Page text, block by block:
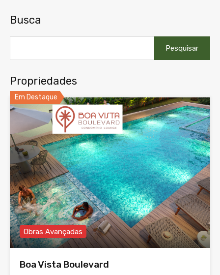
Busca
por:
Propriedades
Em Destaque
Obras Avançadas
Boa Vista Boulevard